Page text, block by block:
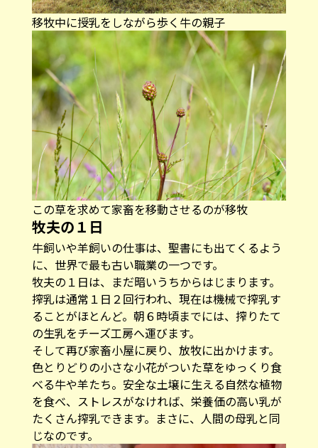
移牧中に授乳をしながら歩く牛の親子
この草を求めて家畜を移動させるのが移牧
牧夫の１日
牛飼いや羊飼いの仕事は、聖書にも出てくるよう
に、世界で最も古い職業の一つです。
牧夫の１日は、まだ暗いうちからはじまります。
搾乳は通常１日２回行われ、現在は機械で搾乳す
ることがほとんど。朝６時頃までには、搾りたて
の生乳をチーズ工房へ運びます。
そして再び家畜小屋に戻り、放牧に出かけます。
色とりどりの小さな小花がついた草をゆっくり食
べる牛や羊たち。安全な土壌に生える自然な植物
を食べ、ストレスがなければ、栄養価の高い乳が
たくさん搾乳できます。まさに、人間の母乳と同
じなのです。